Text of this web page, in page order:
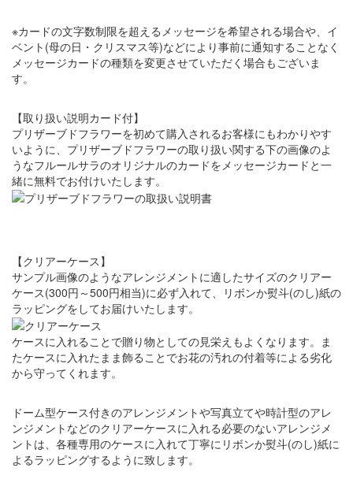
※カードの文字数制限を超えるメッセージを希望される場合や、イ
ベント(母の日・クリスマス等)などにより事前に通知することなく
メッセージカードの種類を変更させていただく場合もございま
す。
【取り扱い説明カード付】
プリザーブドフラワーを初めて購入されるお客様にもわかりやす
いように、プリザーブドフラワーの取り扱い関する下の画像のよ
うなフルールサラのオリジナルのカードをメッセージカードと一
緒に無料でお付けいたします。
【クリアーケース】
サンプル画像のようなアレンジメントに適したサイズのクリアー
ケース(300円～500円相当)に必ず入れて、リボンか熨斗(のし)紙の
ラッピングをしてお届けいたします。
ケースに入れることで贈り物としての見栄えもよくなります。ま
たケースに入れたまま飾ることでお花の汚れの付着等による劣化
から守ってくれます。
ドーム型ケース付きのアレンジメントや写真立てや時計型のアレ
ンジメントなどのクリアーケースに入れる必要のないアレンジメ
ントは、各種専用のケースに入れて丁寧にリボンか熨斗(のし)紙に
よるラッピングするように致します。